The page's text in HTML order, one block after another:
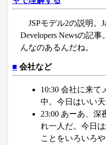
JSPモデル2の説明。
Developers Newsの記
んなのあるんだね。
■ 会社など
10:30 会社に来て
中。今日はいい天
23:00 あーあ、深
れ一人だ。今日
ことをいろいろ